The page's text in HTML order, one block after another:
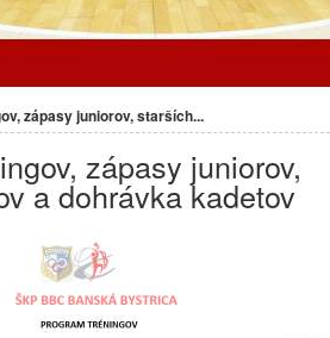
zápasy juniorov, starších...
zápasy juniorov,
a dohrávka kadetov